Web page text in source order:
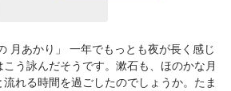
月あかり」 一年でもっとも夜が長く感じ
う詠んだそうです。漱石も、ほのかな月
れる時間を過ごしたのでしょうか。たま